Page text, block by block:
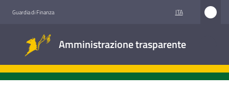
Guardia di Finanza ITA
Amministrazione trasparente
trasparente